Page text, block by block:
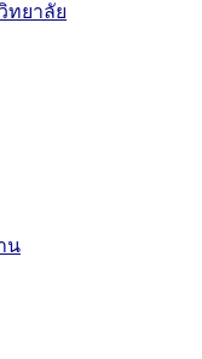
ทยาลัย
น